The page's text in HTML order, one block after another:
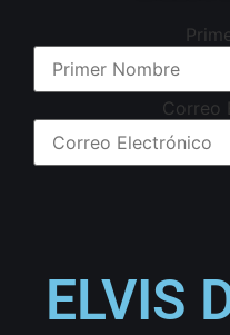
Correo
ELVIS